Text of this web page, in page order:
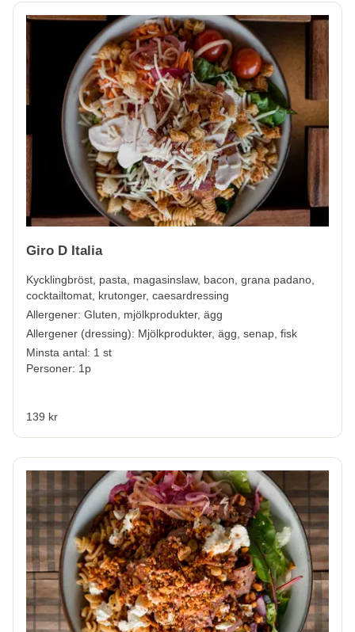
Giro D Italia
Kycklingbröst, pasta, magasinslaw, bacon, grana padano,
cocktailtomat, krutonger, caesardressing
Allergener: Gluten, mjölkprodukter, ägg
Allergener (dressing): Mjölkprodukter, ägg, senap, fisk
Minsta antal: 1 st
Personer: 1p
139 kr